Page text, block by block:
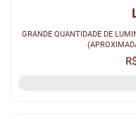
GRANDE QUANTIDADE DE